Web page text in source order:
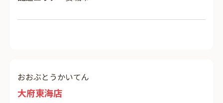
おおぶとうかいてん
大府東海店